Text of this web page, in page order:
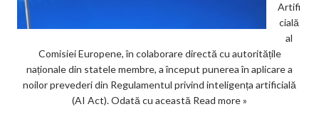
Artifi
cială
al
Comisiei Europene, în colaborare directă cu autoritățile
naționale din statele membre, a început punerea în aplicare a
noilor prevederi din Regulamentul privind inteligența artificială
(AI Act). Odată cu această Read more »